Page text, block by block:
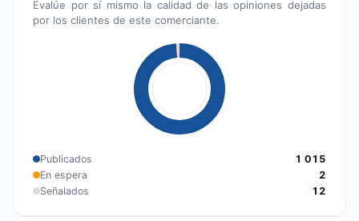
Evalúe por sí mismo la calidad de las opiniones dejadas
por los clientes de este comerciante.
Publicados
1 015
En espera
2
Señalados
12